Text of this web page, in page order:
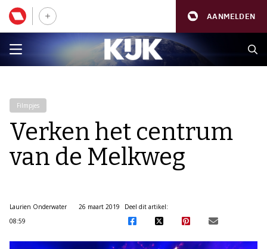
AANMELDEN
Filmpjes
Verken het centrum
van de Melkweg
Laurien Onderwater
26 maart 2019
08:59
Deel dit artikel: